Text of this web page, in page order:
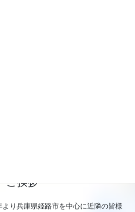
ご挨拶
り兵庫県姫路市を中心に近隣の皆様